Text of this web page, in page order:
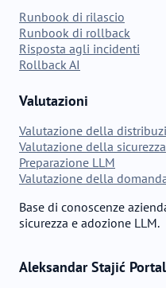
Runbook di rilascio
Runbook di rollback
Risposta agli incidenti
Rollback AI
Valutazioni
Valutazione della
Valutazione della sicurezza
Preparazione LLM
Valutazione della
Base di conoscenze
sicurezza e adozione LLM.
Aleksandar Stajić Portal